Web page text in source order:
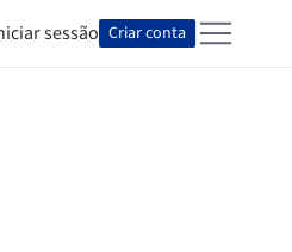
sessão Criar conta